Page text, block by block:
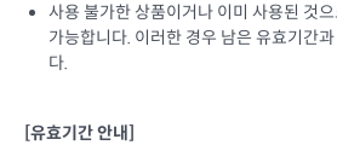
사용 불가한 상품이거나 이미 사용된 것
가능합니다. 이러한 경우 남은 유효기간
다.
[유효기간 안내]